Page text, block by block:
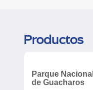
Productos
Parque
de Guacharos